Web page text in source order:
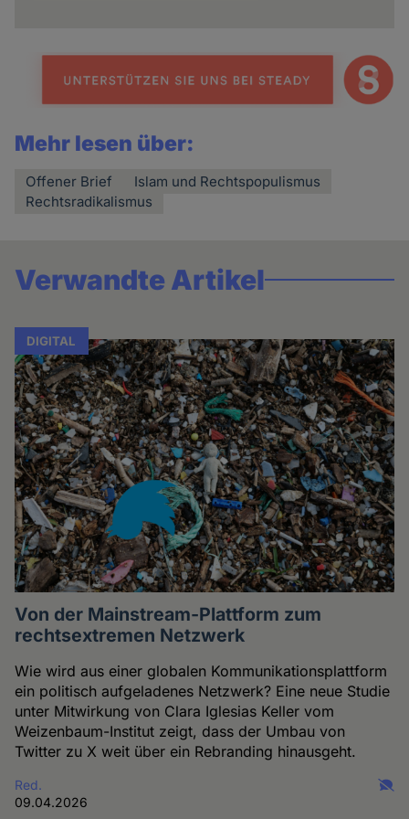
Mehr lesen über:
Offener Brief
Islam und Rechtspopulismus
Rechtsradikalismus
Verwandte Artikel
DIGITAL
Von der Mainstream-Plattform zum
rechtsextremen Netzwerk
Wie wird aus einer globalen Kommunikationsplattform
ein politisch aufgeladenes Netzwerk? Eine neue Studie
unter Mitwirkung von Clara Iglesias Keller vom
Weizenbaum-Institut zeigt, dass der Umbau von
Twitter zu X weit über ein Rebranding hinausgeht.
Red.
09.04.2026
Cookies